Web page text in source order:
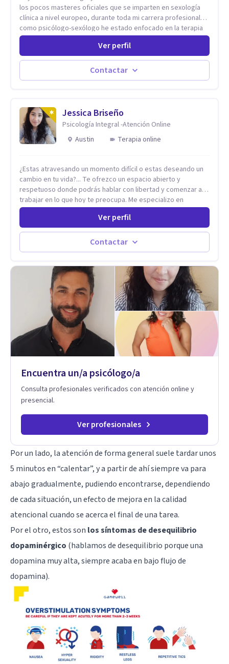
los pocos masteres oficiales que se imparten en sexología
clínica a nivel europeo, durante toda mi carrera profesional
como psicólogo-sexólogo he estado enfocado en la terapia
sexual desde una perspectiva multidisciplinar BIO-PSICO-
SOCIAL ya que aunque las bases de mi trabajo son
psicológicas, si no se tienen en consideración otros factores
la terapia puede no funcionar al tener una visión demasiado
simplista, excluyendo de antemano otros factores que
como algo particular e intentando adaptarme a tu situación
personal concreta. En especial mi ámbito de trabajo es la
disfunción eréctil, la eyaculación precoz y la falta de deseo
tanto en mujeres como en hombres. La sexualidad es de
relación saludable de pareja.
Ver perfil
Contactar
Jessica Briseño
Psicología Integral -Atención Online
Austin
Terapia online
¿Estas atravesando un momento difícil o estas deseando un
cambio en tu vida?... Te ofrezco un espacio abierto y
respetuoso donde podrás hablar con libertad y comenzar a
trabajar en lo que hoy te preocupa. Me especializo en
Trastornos de Ansiedad y a lo largo de mi experiencia
profesional he acompañado a muchas Familias y Parejas con
distintas problemáticas como el manejo del estrés,
Autoestima, Gestión de la Ira, Depresión, Retos en la Crianza,
Codependencia, Celos, entre otros. Cuento con más de 12
trabajado en distintos contextos clínicos con niños,
Adolescentes y Adultos
Ver perfil
Contactar
Encuentra un/a psicólogo/a
Consulta profesionales verificados con atención online y
presencial.
Ver profesionales
Por un lado, la atención de forma general suele tardar unos
5 minutos en “calentar”, y a partir de ahí siempre va para
abajo gradualmente, pudiendo encontrarse, dependiendo
de cada situación, un efecto de mejora en la calidad
atencional cuando se acerca el final de una tarea.
Por el otro, estos son los síntomas de desequilibrio
dopaminérgico (hablamos de desequilibrio porque una
dopamina muy alta, siempre acaba en bajo flujo de
dopamina).